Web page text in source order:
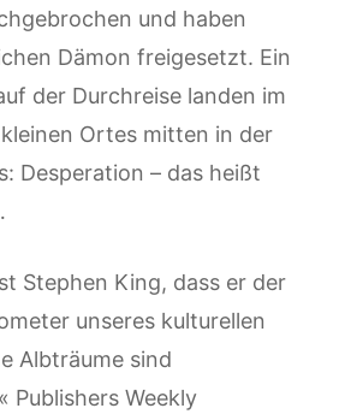
und haben
Dämon freigesetzt. Ein
der Durchreise landen im
Ortes mitten in der
Desperation – das heißt
Stephen King, dass er der
unseres kulturellen
Albträume sind
Publishers Weekly